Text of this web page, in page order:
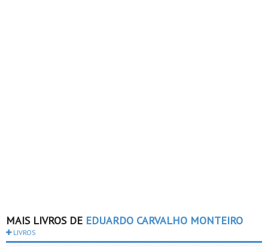
MAIS LIVROS DE EDUARDO CARVALHO MONTEIRO
LIVROS